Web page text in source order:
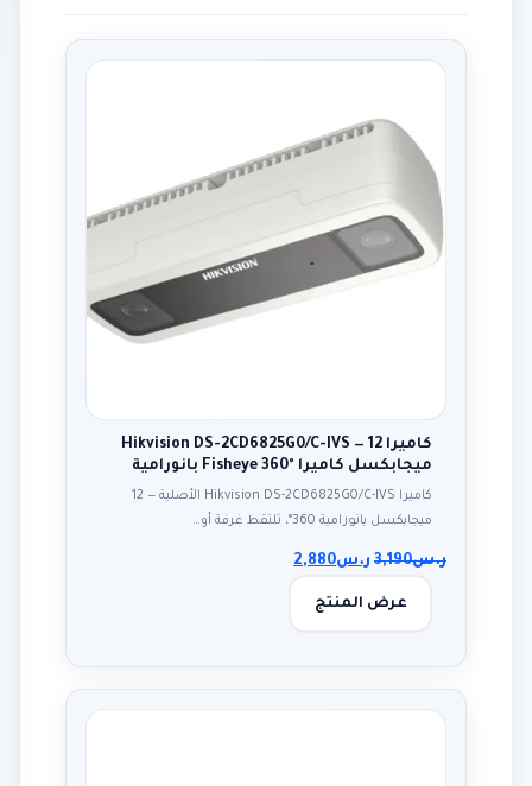
كاميرا Hikvision DS-2CD6825G0/C-IVS — 12
ميجابكسل كاميرا Fisheye 360° بانورامية
كاميرا Hikvision DS-2CD6825G0/C-IVS الأصلية — 12
ميجابكسل بانورامية 360°، تلتقط غرفة أو…
ر.س3,190 ر.س2,880
عرض المنتج